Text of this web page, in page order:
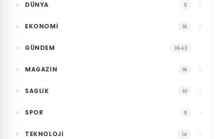
DÜNYA 5
EKONOMI 16
GÜNDEM 3643
MAGAZIN 16
SAGLIK 10
SPOR 9
TEKNOLOJI 14